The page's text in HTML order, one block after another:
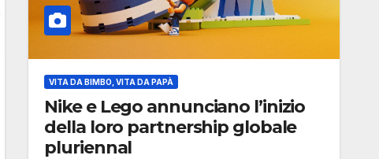
VITA DA BIMBO, VITA DA PAPÀ
Nike e Lego annunciano l’inizio
della loro partnership globale
pluriennal